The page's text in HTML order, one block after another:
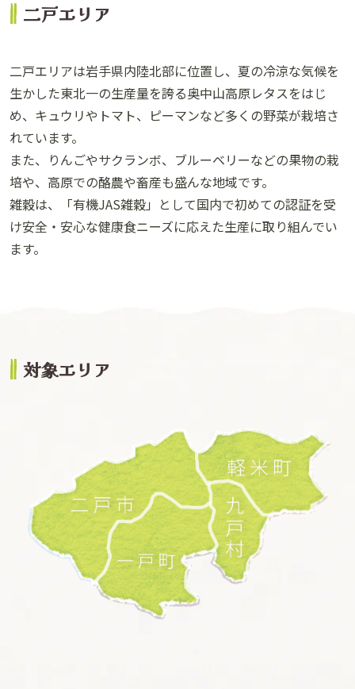
二戸エリア
二戸エリアは岩手県内陸北部に位置し、夏の冷涼な気候を
生かした東北一の生産量を誇る奥中山高原レタスをはじ
め、キュウリやトマト、ピーマンなど多くの野菜が栽培さ
れています。
また、りんごやサクランボ、ブルーベリーなどの果物の栽
培や、高原での酪農や畜産も盛んな地域です。
雑穀は、「有機JAS雑穀」として国内で初めての認証を受
け安全・安心な健康食ニーズに応えた生産に取り組んでい
ます。
対象エリア